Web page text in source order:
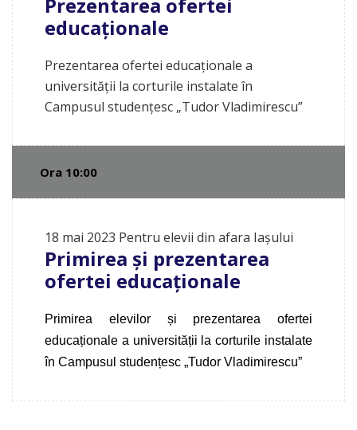
educaționale
Prezentarea ofertei educaționale a
universității la corturile instalate în
Campusul studențesc „Tudor Vladimirescu”
Ora 10:00
18 mai 2023 Pentru elevii din afara Iașului
Primirea și prezentarea
ofertei educaționale
Primirea elevilor și prezentarea ofertei
educaționale a universității la corturile instalate
în Campusul studențesc „Tudor Vladimirescu”